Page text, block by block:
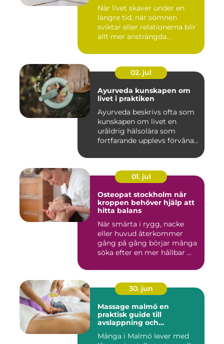
När livet skaver under en
längre tid, när sömnen
sviktar eller relationerna blir
allt mer ansträngda...
02. jul
Ayurveda kunskapen om
livet i praktiken
Ayurveda beskrivs ofta som
kunskapen om livet en
uråldrig hälsolära som
fortfarande upplevs förvåna...
01. jul
Osteopat stockholm när
kroppen behöver hjälp att
hitta balans
När smärta i rygg, nacke
eller huvud återkommer
gång på gång börjar många
söka efter en mer hållbar ...
30. jun
Massage malmö en
praktisk guide till
avslappning och
Många i Malmö lever med